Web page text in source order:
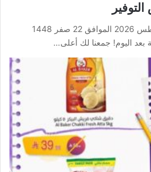
عروض نوري الأسبوعية 5 أغسطس 2026 الموافق 22 صفر 1448
بعد اليوم! جمعنا لك أعلى…